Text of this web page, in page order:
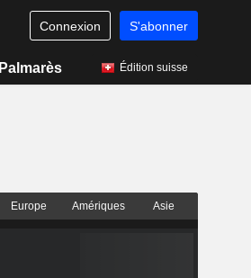
Connexion S'abonner
Palmarès Édition suisse
Europe Amériques Asie